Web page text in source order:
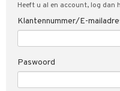
Heeft u al en account, log dan
Klantennummer/E-
Paswoord
& antwoorden